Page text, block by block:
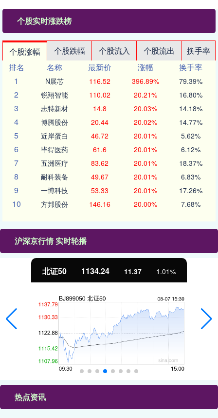
个股实时涨跌榜
个股涨幅 个股跌幅 个股流入 个股流出
换手率
排名
名称 最新价 涨幅
换手率
1
N展芯 116.52 396.89% 79.39%
2 锐翔智能 110.02 20.21% 16.80%
3 志特新材 14.8 20.03% 14.18%
4 博腾股份 20.44 20.02% 14.77%
5 近岸蛋白 46.72 20.01% 5.62%
6 毕得医药 61.6 20.01% 6.12%
7 五洲医疗 83.62 20.01% 18.37%
8 耐科装备 49.67 20.01% 6.83%
9 一博科技 53.33 20.01% 17.26%
10 方邦股份 146.16 20.00% 7.68%
沪深京行情 实时轮播
北证50 1134.24 11.37 1.01%
热点资讯